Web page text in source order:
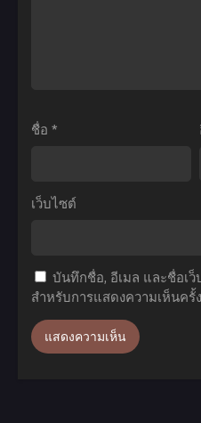
ช์
ตอน
ซับ
ไทย
ชื่อ *
เว็บไซต์
บันทึกชื่อ, อีเมล และชื่อเ
สำหรับการแสดงความเห็นครั้